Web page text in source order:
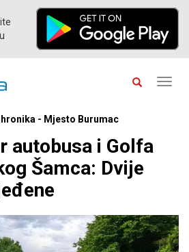
hronika - Mjesto Burumac
autobusa i Golfa
Šamca: Dvije